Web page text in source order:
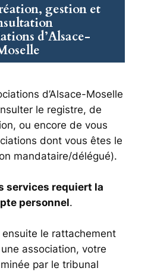
gestion et
d’Alsace-
d’Alsace-Moselle
le registre, de
ou encore de vous
dont vous êtes le
mandataire/délégué).
services requiert la
personnel.
le rattachement
association, votre
par le tribunal